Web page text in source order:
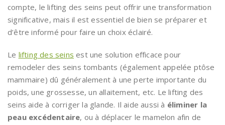
compte, le lifting des seins peut offrir une transformation
significative, mais il est essentiel de bien se préparer et
d’être informé pour faire un choix éclairé.
Le lifting des seins est une solution efficace pour
remodeler des seins tombants (également appelée ptôse
mammaire) dû généralement à une perte importante du
poids, une grossesse, un allaitement, etc. Le lifting des
seins aide à corriger la glande. Il aide aussi à éliminer la
peau excédentaire, ou à déplacer le mamelon afin de